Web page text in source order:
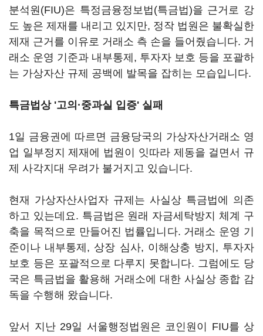
분석원(FIU)은 특정금융정보법(특금법)을 근거로 강
도 높은 제재를 내리고 있지만, 정작 법원은 불확실한
제재 근거를 이유로 거래소 측 손을 들어줬습니다. 거
래소 운영 기준과 내부통제, 투자자 보호 등을 포괄하
는 가상자산 규제 공백에 발목을 잡히는 모습입니다.
특금법상 '고의·중과실 입증' 실패
1일 금융권에 따르면 금융당국의 가상자산거래소 영
업 일부정지 제재에 법원이 잇따라 제동을 걸면서 규
제 사각지대 우려가 불거지고 있습니다.
현재 가상자산사업자 규제는 사실상 특금법에 의존
하고 있는데요. 특금법은 원래 자금세탁방지 체계 구
축을 목적으로 만들어진 법률입니다. 거래소 운영 기
준이나 내부통제, 상장 심사, 이해상충 방지, 투자자
보호 등은 포괄적으로 다루지 못합니다. 그럼에도 당
국은 특금법을 활용해 거래소에 대한 사실상 종합 감
독을 수행해 왔습니다.
앞서 지난 29일 서울행정법원은 코인원이 FIU를 상